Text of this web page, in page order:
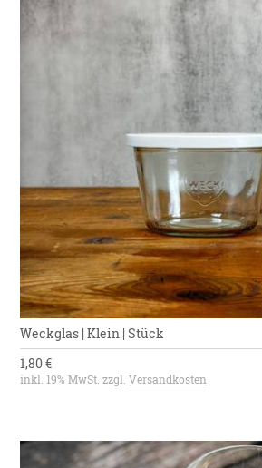
Weckglas | Klein | Stück
1,80 €
inkl. 19% MwSt. zzgl.Versandkosten